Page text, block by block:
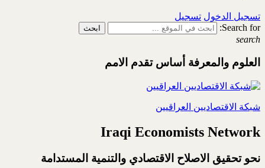
تسجيل الدخول تسجيل
Search for:
search
العلوم والمعرفة أساس تقدم الامم
شبكة الاقتصاديين العراقيين
Iraqi Economists Network
نحو تحقيق الاصلاح الاقتصادي والتنمية المستدامة